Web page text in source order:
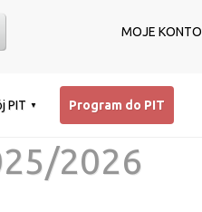
MOJE KONTO
PIT Program do PIT
2026